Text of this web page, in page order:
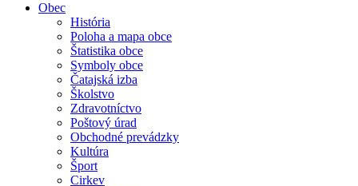
Obec
História
Poloha a mapa obce
Štatistika obce
Symboly obce
Čatajská izba
Školstvo
Zdravotníctvo
Poštový úrad
Obchodné prevádzky
Kultúra
Šport
Cirkev